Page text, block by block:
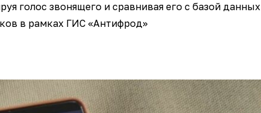
голос звонящего и сравнивая его с базой данных
в рамках ГИС «Антифрод»